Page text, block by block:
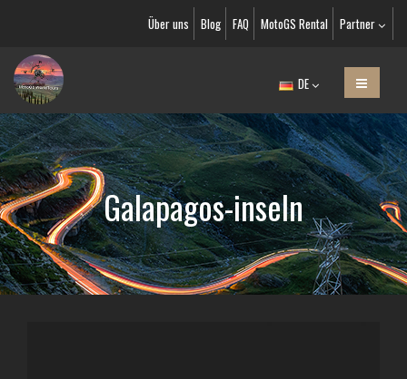
Über uns Blog FAQ MotoGS Rental Partner
DE
Galapagos-inseln